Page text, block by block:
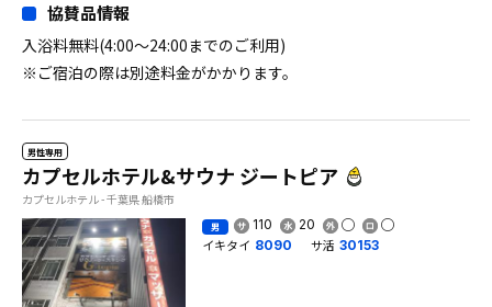
協賛品情報
入浴料無料(4:00～24:00までのご利用)
※ご宿泊の際は別途料金がかかります。
男性専用
カプセルホテル&サウナ ジートピア
カプセルホテル - 千葉県 船橋市
男 110 20
イキタイ 8090 サ活 30153